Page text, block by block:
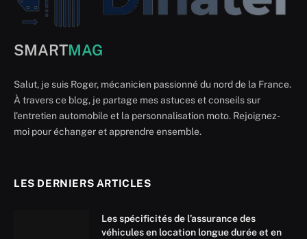
SMARTMAG
Salut, je suis Roger, mécanicien passionné du nord de la France.
À travers ce blog, je partage mes astuces et conseils sur
l'entretien automobile et la personnalisation moto. Rejoignez-
moi pour échanger et apprendre ensemble.
LES DERNIERS ARTICLES
Les spécificités de l’assurance des
véhicules en location longue durée et en